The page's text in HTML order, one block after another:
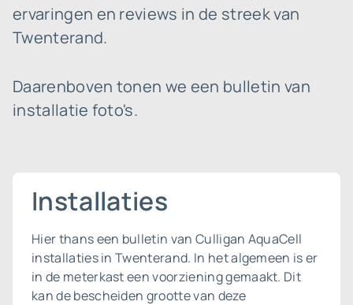
ervaringen en reviews in de streek van
Twenterand.
Daarenboven tonen we een bulletin van
installatie foto's.
Installaties
Hier thans een bulletin van Culligan AquaCell
installaties in Twenterand. In het algemeen is er
in de meterkast een voorziening gemaakt. Dit
kan de bescheiden grootte van deze